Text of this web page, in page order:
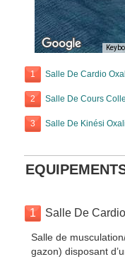
1 Salle De Cardio
2 Salle De Cours
3 Salle De Kinési
1 Salle De
Salle de
gazon) disposant